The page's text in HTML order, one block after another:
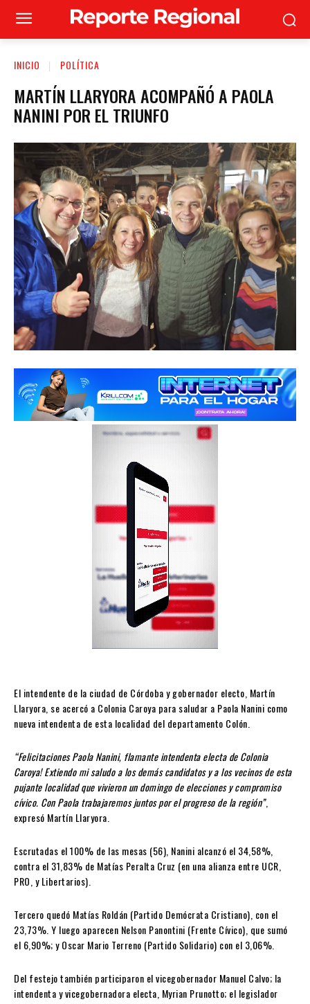
INICIO POLÍTICA
MARTÍN LLARYORA ACOMPAÑÓ A PAOLA
NANINI POR EL TRIUNFO
El intendente de la ciudad de Córdoba y gobernador electo, Martín
Llaryora, se acercó a Colonia Caroya para saludar a Paola Nanini como
nueva intendenta de esta localidad del departamento Colón.
“Felicitaciones Paola Nanini, flamante intendenta electa de Colonia
Caroya! Extiendo mi saludo a los demás candidatos y a los vecinos de esta
pujante localidad que vivieron un domingo de elecciones y compromiso
cívico. Con Paola trabajaremos juntos por el progreso de la región”,
expresó Martín Llaryora.
Escrutadas el 100% de las mesas (56), Nanini alcanzó el 34,58%,
contra el 31,83% de Matías Peralta Cruz (en una alianza entre UCR,
PRO, y Libertarios).
Tercero quedó Matías Roldán (Partido Demócrata Cristiano), con el
23,73%. Y luego aparecen Nelson Panontini (Frente Cívico), que sumó
el 6,90%; y Oscar Mario Terreno (Partido Solidario) con el 3,06%.
Del festejo también participaron el vicegobernador Manuel Calvo; la
intendenta y vicegobernadora electa, Myrian Prunotto; el legislador